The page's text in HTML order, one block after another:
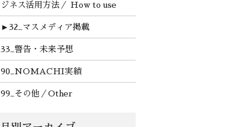
ジネス活用方法／ How to use
► 32_マスメディア掲載
33_警告・未来予想
90_NOMACHI実績
99_その他／Other